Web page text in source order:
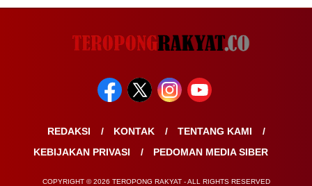
REDAKSI KONTAK
TENTANG KAMI
KEBIJAKAN PRIVASI
PEDOMAN MEDIA SIBER
COPYRIGHT © 2026 TEROPONG RAKYAT - ALL RIGHTS RESERVED